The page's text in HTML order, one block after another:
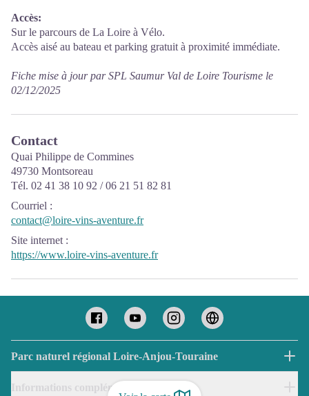
Accès:
Sur le parcours de La Loire à Vélo.
Accès aisé au bateau et parking gratuit à proximité immédiate.
Fiche mise à jour par SPL Saumur Val de Loire Tourisme le
02/12/2025
Contact
Quai Philippe de Commines
49730 Montsoreau
Tél. 02 41 38 10 92 / 06 21 51 82 81
Courriel :
contact@loire-vins-aventure.fr
Site internet :
https://www.loire-vins-aventure.fr
Parc naturel régional Loire-Anjou-Touraine
Informations complémentaires